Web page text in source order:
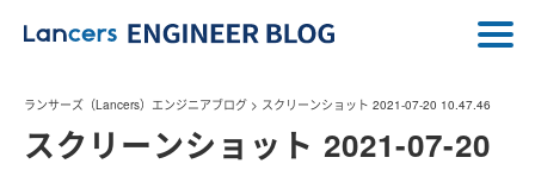
ランサーズ（Lancers）エンジニアブログ > スクリーンショット 2021-07-20 10.47.46
スクリーンショット 2021-07-20